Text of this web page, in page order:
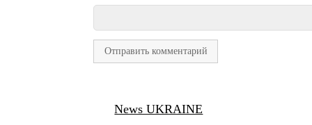
News UKRAINE